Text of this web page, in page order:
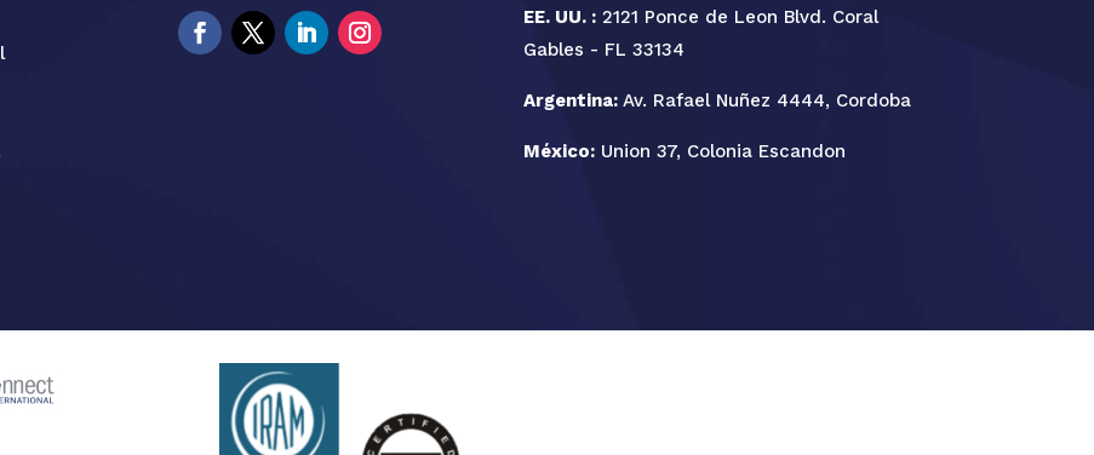
EE. UU. : 2121 Ponce de Leon Blvd. Coral
Gables - FL 33134
Argentina: Av. Rafael Nuñez 4444, Cordoba
México: Union 37, Colonia Escandon